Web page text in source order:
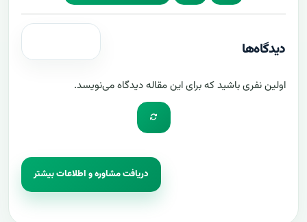
دیدگاه‌ها
اولین نفری باشید که برای این مقاله دیدگاه می‌نویسد.
دریافت مشاوره و اطلاعات بیشتر